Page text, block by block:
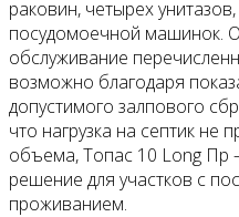
раковин, четырех
посудомоечной машинок.
обслуживание
возможно благодаря
допустимого залпового
что нагрузка на септик не
объема, Топас 10 Long Пр
решение для участков с
проживанием.